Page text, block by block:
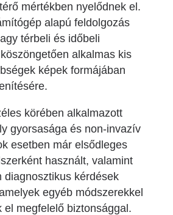
mértékben nyelődnek el.
alapú feldolgozás
térbeli és időbeli
alkalmas kis
képek formájában
körében alkalmazott
gyorsasága és non-invazív
esetben már elsődleges
használt, valamint
diagnosztikus kérdések
egyéb módszerekkel
el megfelelő biztonsággal.